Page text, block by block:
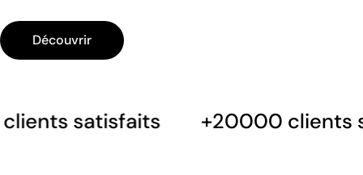
Découvrir
satisfaits +20000 clients